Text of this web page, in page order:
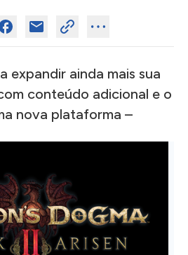
expandir ainda mais sua
conteúdo adicional e o
nova plataforma –